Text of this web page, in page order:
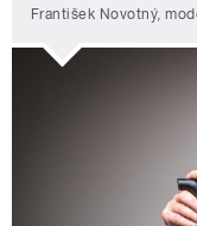
František Novotný,